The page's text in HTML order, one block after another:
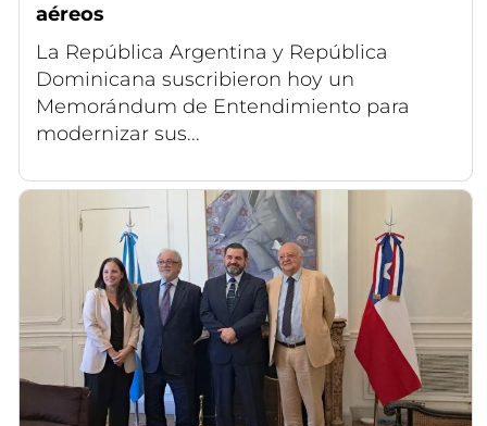
aéreos
La República Argentina y República
Dominicana suscribieron hoy un
Memorándum de Entendimiento para
modernizar sus...